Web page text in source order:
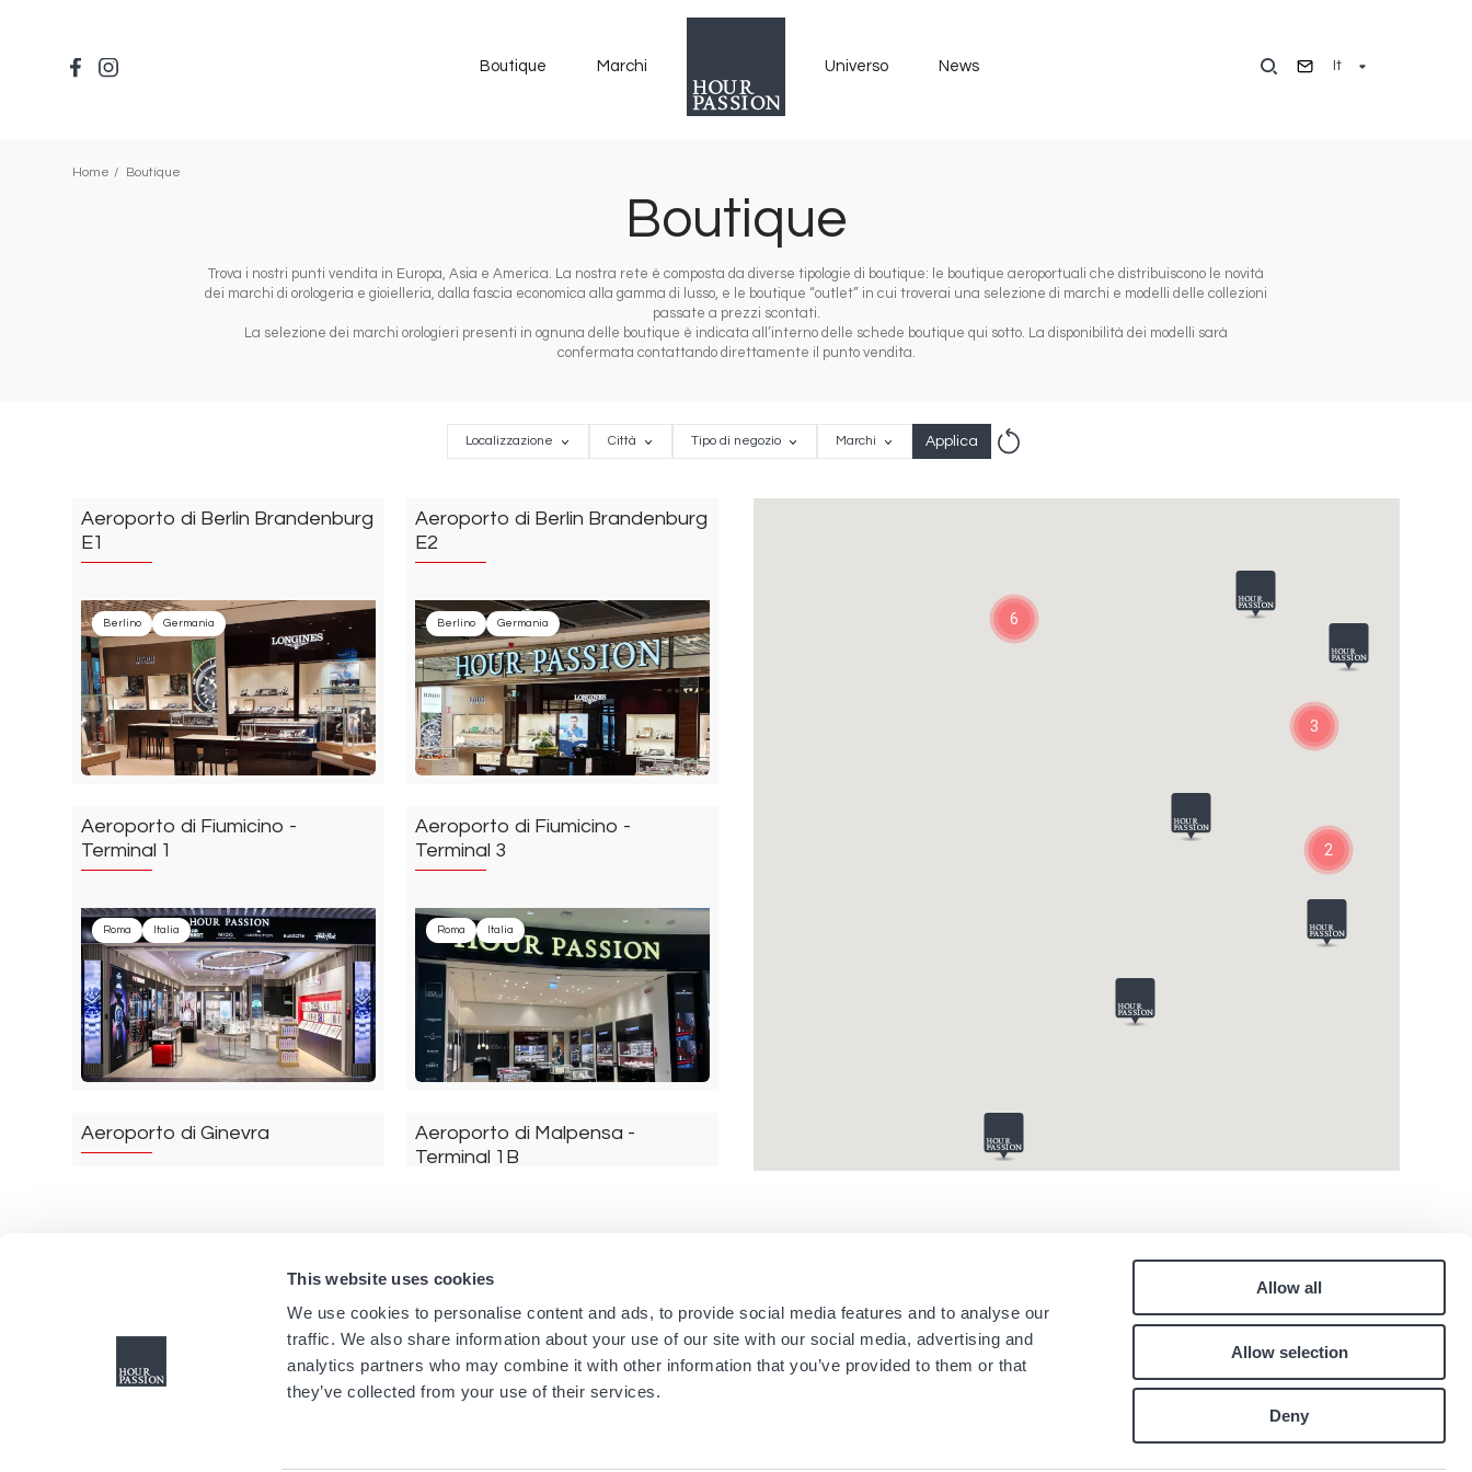
This website uses cookies
We use cookies to personalise content and ads, to provide social media features and to analyse our
traffic. We also share information about your use of our site with our social media, advertising and
analytics partners who may combine it with other information that you’ve provided to them or that
they’ve collected from your use of their services.
Allow all
Allow selection
Deny
It
Boutique Marchi Universo News
Home Boutique
Boutique
Trova i nostri punti vendita in Europa, Asia e America. La nostra rete è composta da diverse tipologie di boutique: le boutique aeroportuali che distribuiscono le novità
dei marchi di orologeria e gioielleria, dalla fascia economica alla gamma di lusso, e le boutique “outlet” in cui troverai una selezione di marchi e modelli delle collezioni
passate a prezzi scontati.
La selezione dei marchi orologieri presenti in ognuna delle boutique è indicata all’interno delle schede boutique qui sotto. La disponibilità dei modelli sarà
confermata contattando direttamente il punto vendita.
Localizzazione
Localizzazione CittàCittà
TipoTipo di negozio Marchi
Marchi
Reset
Aeroporto di Berlin Brandenburg
E1
Berlino Germania
Aeroporto di Berlin Brandenburg
E2
Berlino Germania
Aeroporto di Fiumicino -
Terminal 1
Roma Italia
Aeroporto di Fiumicino -
Terminal 3
Roma Italia
Aeroporto di Ginevra
Aeroporto di Malpensa -
Terminal 1B
2
6
3
Navigation
principale
Home
Marchi
Menu
footer
Newsletter dei negozi
Informazioni Legali
Pied